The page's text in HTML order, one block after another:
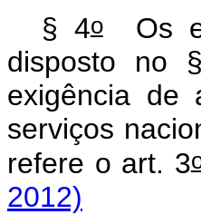
§ 4oOs
disposto no
exigência de
serviços
refere o art. 3
2012)